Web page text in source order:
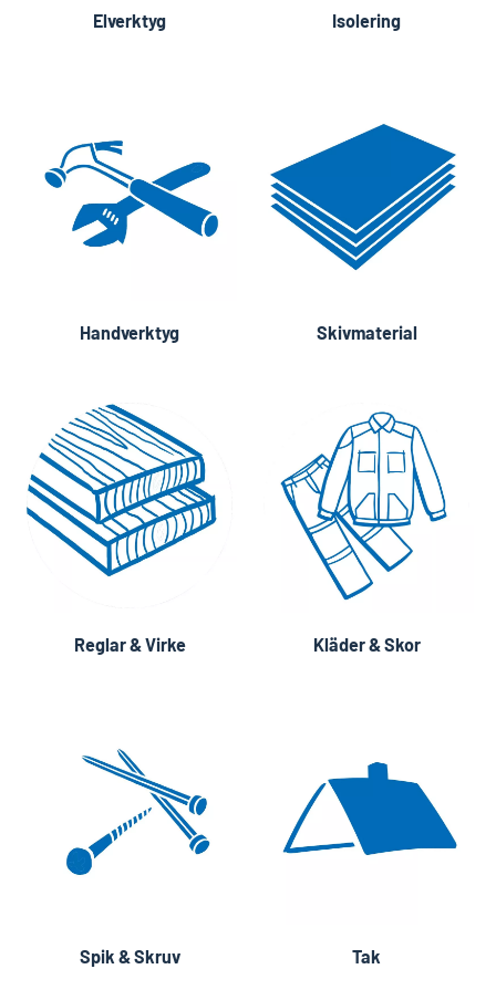
Elverktyg Isolering
Handverktyg Skivmaterial
Reglar & Virke Kläder & Skor
Spik & Skruv Tak